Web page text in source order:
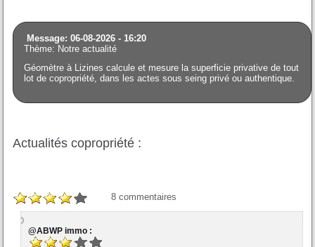
Message: 06-08-2026 - 16:20
Thème: Notre actualité
Géomètre à Lizines calcule et mesure la superficie privative de tout
lot de copropriété, dans les actes sous seing privé ou authentique.
Actualités copropriété :
8 commentaires
@ABWP immo :